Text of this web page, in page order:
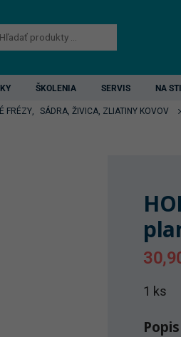
ŠKOLENIA SERVIS NA
FRÉZY, SÁDRA, ŽIVICA, ZLIATINY KOVOV
1 ks
Popis